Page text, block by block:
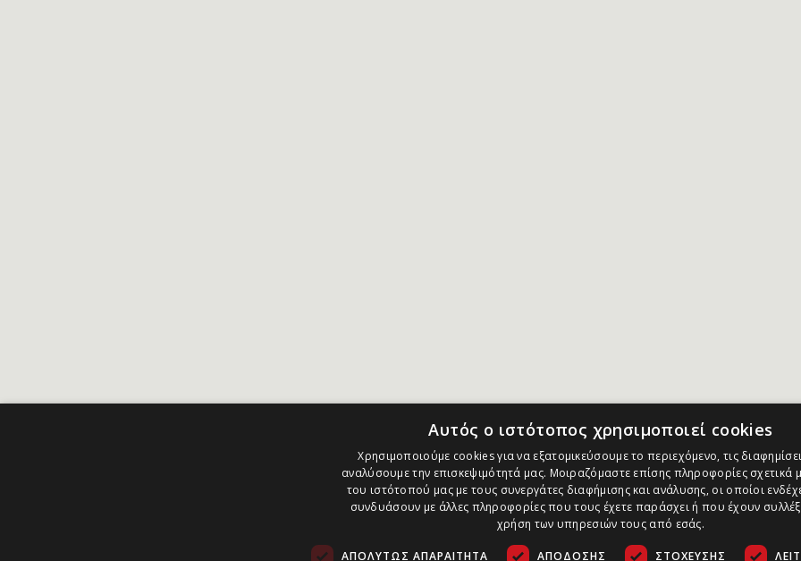
Αυτός ο ιστότοπος χρησιμοποιεί cookies
Χρησιμοποιούμε cookies για να εξατομικεύσουμε το περιεχόμενο, τις
αναλύσουμε την επισκεψιμότητά μας. Μοιραζόμαστε επίσης πληροφορίες σχετικά
του ιστότοπού μας με τους συνεργάτες διαφήμισης και ανάλυσης, οι οποίοι
συνδυάσουν με άλλες πληροφορίες που τους έχετε παράσχει ή που έχουν
χρήση των υπηρεσιών τους από εσάς.
ΑΠΟΛΎΤΩΣ ΑΠΑΡΑΊΤΗΤΑ ΑΠΌΔΟΣΗΣ ΣΤΌΧΕΥΣΗΣ